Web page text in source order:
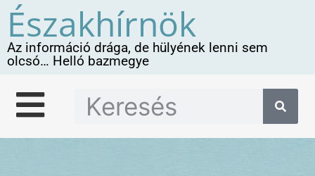
Északhírnök
Az információ drága, de hülyének lenni sem
olcsó… Helló bazmegye